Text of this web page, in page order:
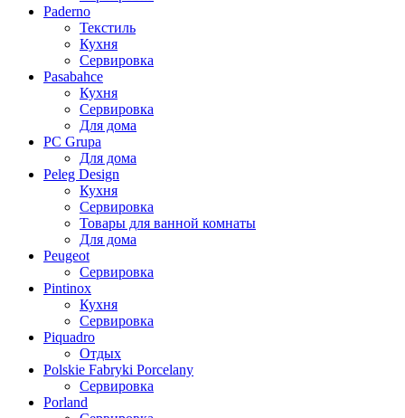
Paderno
Текстиль
Кухня
Сервировка
Pasabahce
Кухня
Сервировка
Для дома
PC Grupa
Для дома
Peleg Design
Кухня
Сервировка
Товары для ванной комнаты
Для дома
Peugeot
Сервировка
Pintinox
Кухня
Сервировка
Piquadro
Отдых
Polskie Fabryki Porcelany
Сервировка
Porland